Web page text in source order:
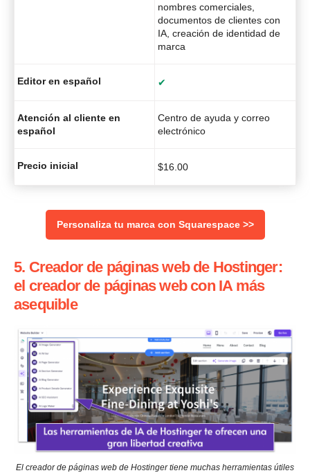
nombres comerciales,
documentos de clientes con
IA, creación de identidad de
marca
Editor en español ✔
Atención al cliente en
español
Centro de ayuda y correo
electrónico
Precio inicial $16.00
Personaliza tu marca con Squarespace >>
5. Creador de páginas web de Hostinger:
el creador de páginas web con IA más
asequible
El creador de páginas web de Hostinger tiene muchas herramientas útiles